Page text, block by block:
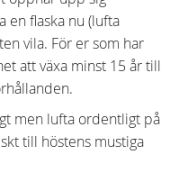
en flaska nu (lufta
vila. För er som har
att växa minst 15 år till
men lufta ordentligt på
till höstens mustiga